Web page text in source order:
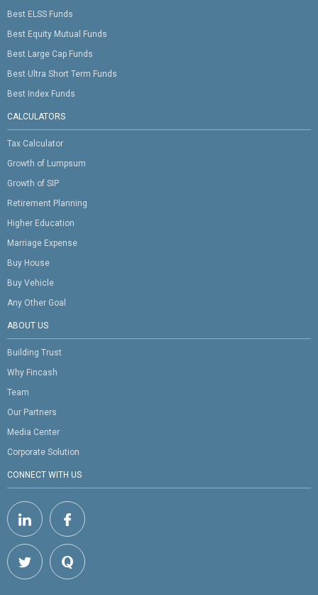
Best ELSS Funds
Best Equity Mutual Funds
Best Large Cap Funds
Best Ultra Short Term Funds
Best Index Funds
CALCULATORS
Tax Calculator
Growth of Lumpsum
Growth of SIP
Retirement Planning
Higher Education
Marriage Expense
Buy House
Buy Vehicle
Any Other Goal
ABOUT US
Building Trust
Why Fincash
Team
Our Partners
Media Center
Corporate Solution
CONNECT WITH US